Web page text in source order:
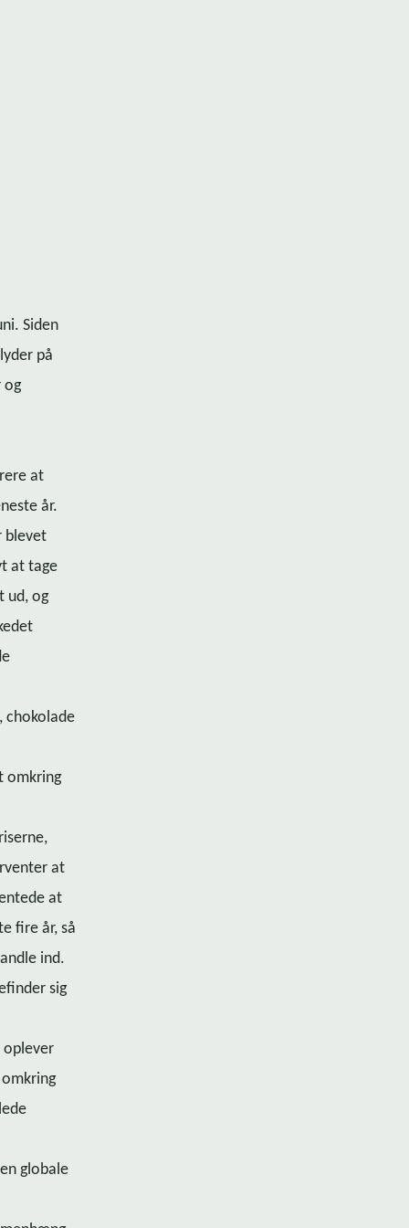
Siden
på
og
at
år.
blevet
at tage
ud, og
chokolade
omkring
at
at
fire år, så
ind.
sig
oplever
globale